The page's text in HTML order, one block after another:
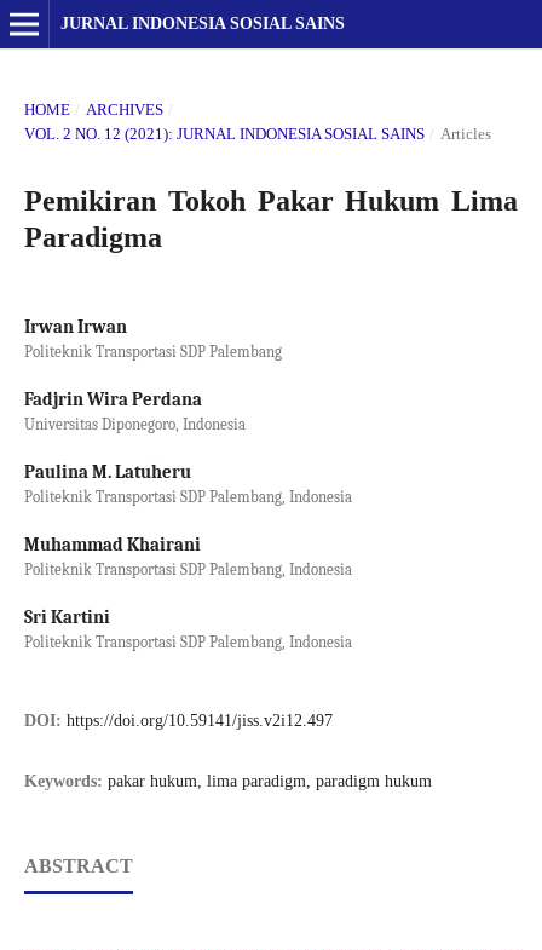
JURNAL INDONESIA SOSIAL SAINS
HOME / ARCHIVES /
VOL. 2 NO. 12 (2021): JURNAL INDONESIA SOSIAL SAINS / Articles
Pemikiran Tokoh Pakar Hukum Lima
Paradigma
Irwan Irwan
Politeknik Transportasi SDP Palembang
Fadjrin Wira Perdana
Universitas Diponegoro, Indonesia
Paulina M. Latuheru
Politeknik Transportasi SDP Palembang, Indonesia
Muhammad Khairani
Politeknik Transportasi SDP Palembang, Indonesia
Sri Kartini
Politeknik Transportasi SDP Palembang, Indonesia
DOI: https://doi.org/10.59141/jiss.v2i12.497
Keywords: pakar hukum, lima paradigm, paradigm hukum
ABSTRACT